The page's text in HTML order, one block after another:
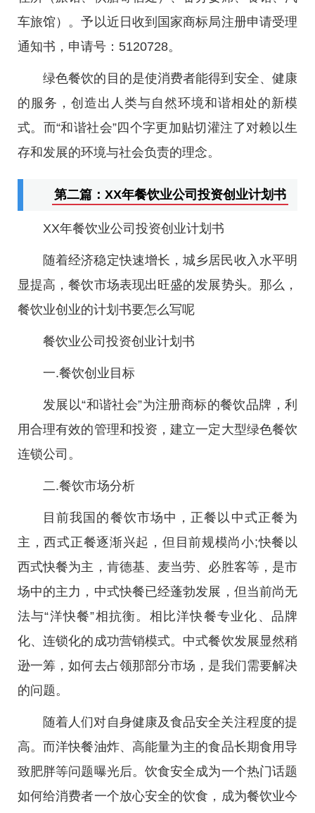
车旅馆）。予以近日收到国家商标局注册申请受理
通知书，申请号：5120728。
绿色餐饮的目的是使消费者能得到安全、健康
的服务，创造出人类与自然环境和谐相处的新模
式。而“和谐社会”四个字更加贴切灌注了对赖以生
存和发展的环境与社会负责的理念。
第二篇：XX年餐饮业公司投资创业计划书
XX年餐饮业公司投资创业计划书
随着经济稳定快速增长，城乡居民收入水平明
显提高，餐饮市场表现出旺盛的发展势头。那么，
餐饮业创业的计划书要怎么写呢
餐饮业公司投资创业计划书
一.餐饮创业目标
发展以“和谐社会”为注册商标的餐饮品牌，利
用合理有效的管理和投资，建立一定大型绿色餐饮
连锁公司。
二.餐饮市场分析
目前我国的餐饮市场中，正餐以中式正餐为
主，西式正餐逐渐兴起，但目前规模尚小;快餐以
西式快餐为主，肯德基、麦当劳、必胜客等，是市
场中的主力，中式快餐已经蓬勃发展，但当前尚无
法与“洋快餐”相抗衡。相比洋快餐专业化、品牌
化、连锁化的成功营销模式。中式餐饮发展显然稍
逊一筹，如何去占领那部分市场，是我们需要解决
的问题。
随着人们对自身健康及食品安全关注程度的提
高。而洋快餐油炸、高能量为主的食品长期食用导
致肥胖等问题曝光后。饮食安全成为一个热门话题
如何给消费者一个放心安全的饮食，成为餐饮业今